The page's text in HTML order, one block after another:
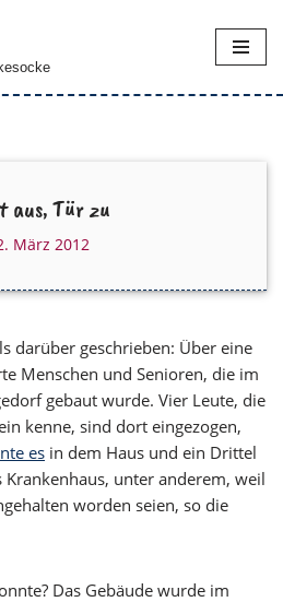
aus, Tür zu
März 2012
darüber geschrieben: Über eine
Menschen und Senioren, die im
gebaut wurde. Vier Leute, die
kenne, sind dort eingezogen,
es in dem Haus und ein Drittel
unter anderem, weil
worden seien, so die
Das Gebäude wurde im